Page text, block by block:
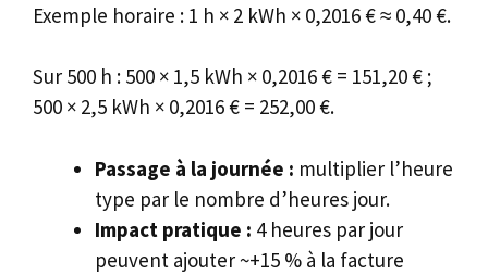
Exemple horaire : 1 h × 2 kWh × 0,2016 € ≈ 0,40 €.
Sur 500 h : 500 × 1,5 kWh × 0,2016 € = 151,20 € ;
500 × 2,5 kWh × 0,2016 € = 252,00 €.
Passage à la journée : multiplier l’heure
type par le nombre d’heures jour.
Impact pratique : 4 heures par jour
peuvent ajouter ~+15 % à la facture